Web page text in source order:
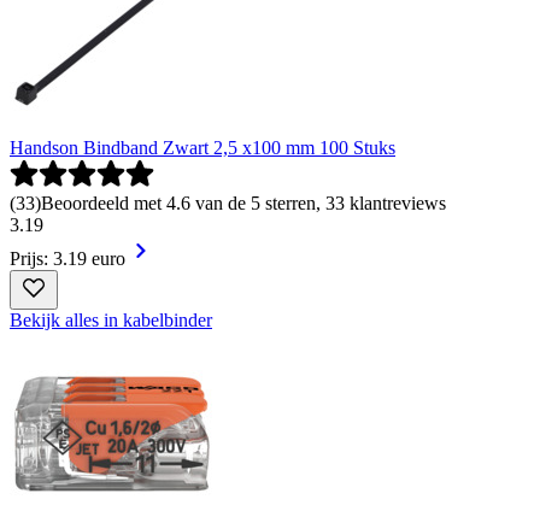
Handson Bindband Zwart 2,5 x100 mm 100 Stuks
(33)Beoordeeld met 4.6 van de 5 sterren, 33 klantreviews
3.19
Prijs: 3.19 euro
Bekijk alles in kabelbinder